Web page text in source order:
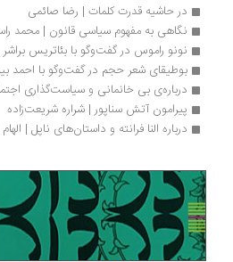
در حاشیه قدرت کلمات | رضا صائمی
نگاهی به مفهوم سیاسی قانون | محمد راسخ
نونو راموس در گفت‌وگو با بئاتریس براشر
بوطیقای شعر حجم در گفت‌وگو با احمد بیرانوند
درباره‌ی بی خانمانی و سیاست‌گذاری اجتماعی |
پیرامون آتش سناپور | شراره شریعت‌زاده
درباره النا فرانته و داستان‌های ناپل | الهام اشرفی